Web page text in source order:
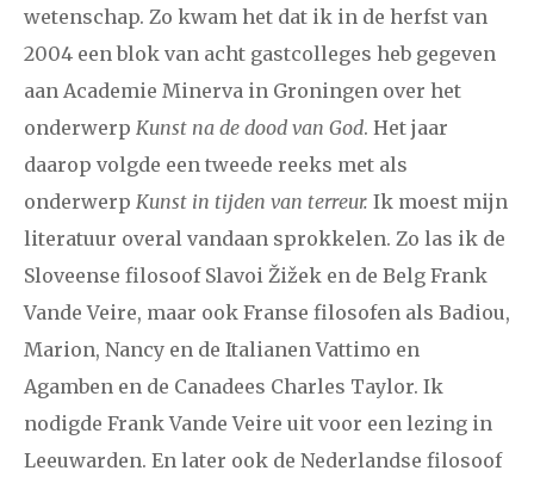
wetenschap. Zo kwam het dat ik in de herfst van
2004 een blok van acht gastcolleges heb gegeven
aan Academie Minerva in Groningen over het
onderwerp Kunst na de dood van God. Het jaar
daarop volgde een tweede reeks met als
onderwerp Kunst in tijden van terreur. Ik moest mijn
literatuur overal vandaan sprokkelen. Zo las ik de
Sloveense filosoof Slavoi Žižek en de Belg Frank
Vande Veire, maar ook Franse filosofen als Badiou,
Marion, Nancy en de Italianen Vattimo en
Agamben en de Canadees Charles Taylor. Ik
nodigde Frank Vande Veire uit voor een lezing in
Leeuwarden. En later ook de Nederlandse filosoof